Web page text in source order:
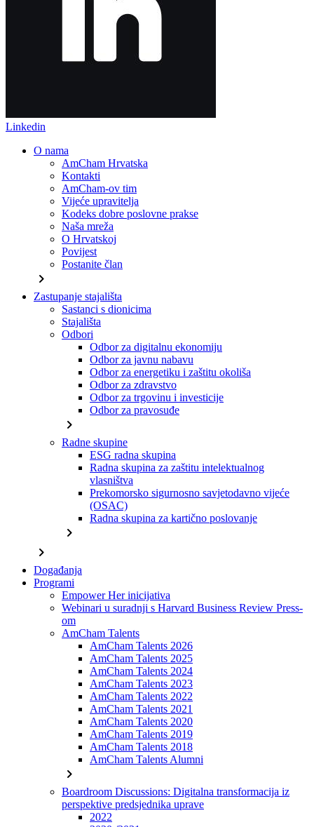
Linkedin
O nama
AmCham Hrvatska
Kontakti
AmCham-ov tim
Vijeće upravitelja
Kodeks dobre poslovne prakse
Naša mreža
O Hrvatskoj
Povijest
Postanite član
chevron_right
Zastupanje stajališta
Sastanci s dionicima
Stajališta
Odbori
Odbor za digitalnu ekonomiju
Odbor za javnu nabavu
Odbor za energetiku i zaštitu okoliša
Odbor za zdravstvo
Odbor za trgovinu i investicije
Odbor za pravosuđe
chevron_right
Radne skupine
ESG radna skupina
Radna skupina za zaštitu intelektualnog
vlasništva
Prekomorsko sigurnosno savjetodavno vijeće
(OSAC)
Radna skupina za kartično poslovanje
chevron_right
chevron_right
Događanja
Programi
Empower Her inicijativa
Webinari u suradnji s Harvard Business Review Press-
om
AmCham Talents
AmCham Talents 2026
AmCham Talents 2025
AmCham Talents 2024
AmCham Talents 2023
AmCham Talents 2022
AmCham Talents 2021
AmCham Talents 2020
AmCham Talents 2019
AmCham Talents 2018
AmCham Talents Alumni
chevron_right
Boardroom Discussions: Digitalna transformacija iz
perspektive predsjednika uprave
2022